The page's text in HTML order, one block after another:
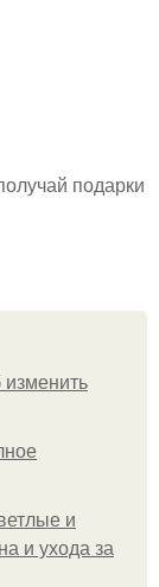
подарки
изменить
и
и ухода за